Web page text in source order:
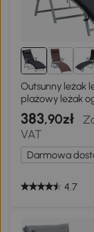
Outsunny leżak
plażowy leżak
składany
metal czarny
383,90zł
VAT
Darmowa
4.7